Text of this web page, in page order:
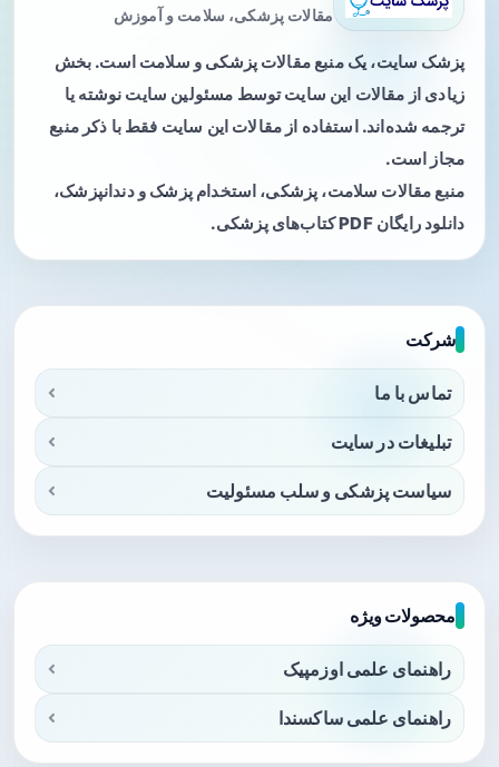
مقالات پزشکی، سلامت و آموزش
پزشک سایت، یک منبع مقالات پزشکی و سلامت است. بخش
زیادی از مقالات این سایت توسط مسئولین سایت نوشته یا
ترجمه شده‌اند. استفاده از مقالات این سایت فقط با ذکر منبع
مجاز است.
منبع مقالات سلامت، پزشکی، استخدام پزشک و دندانپزشک،
دانلود رایگان PDF کتاب‌های پزشکی.
شرکت
تماس با ما
تبلیغات در سایت
سیاست پزشکی و سلب مسئولیت
محصولات ویژه
راهنمای علمی اوزمپیک
راهنمای علمی ساکسندا